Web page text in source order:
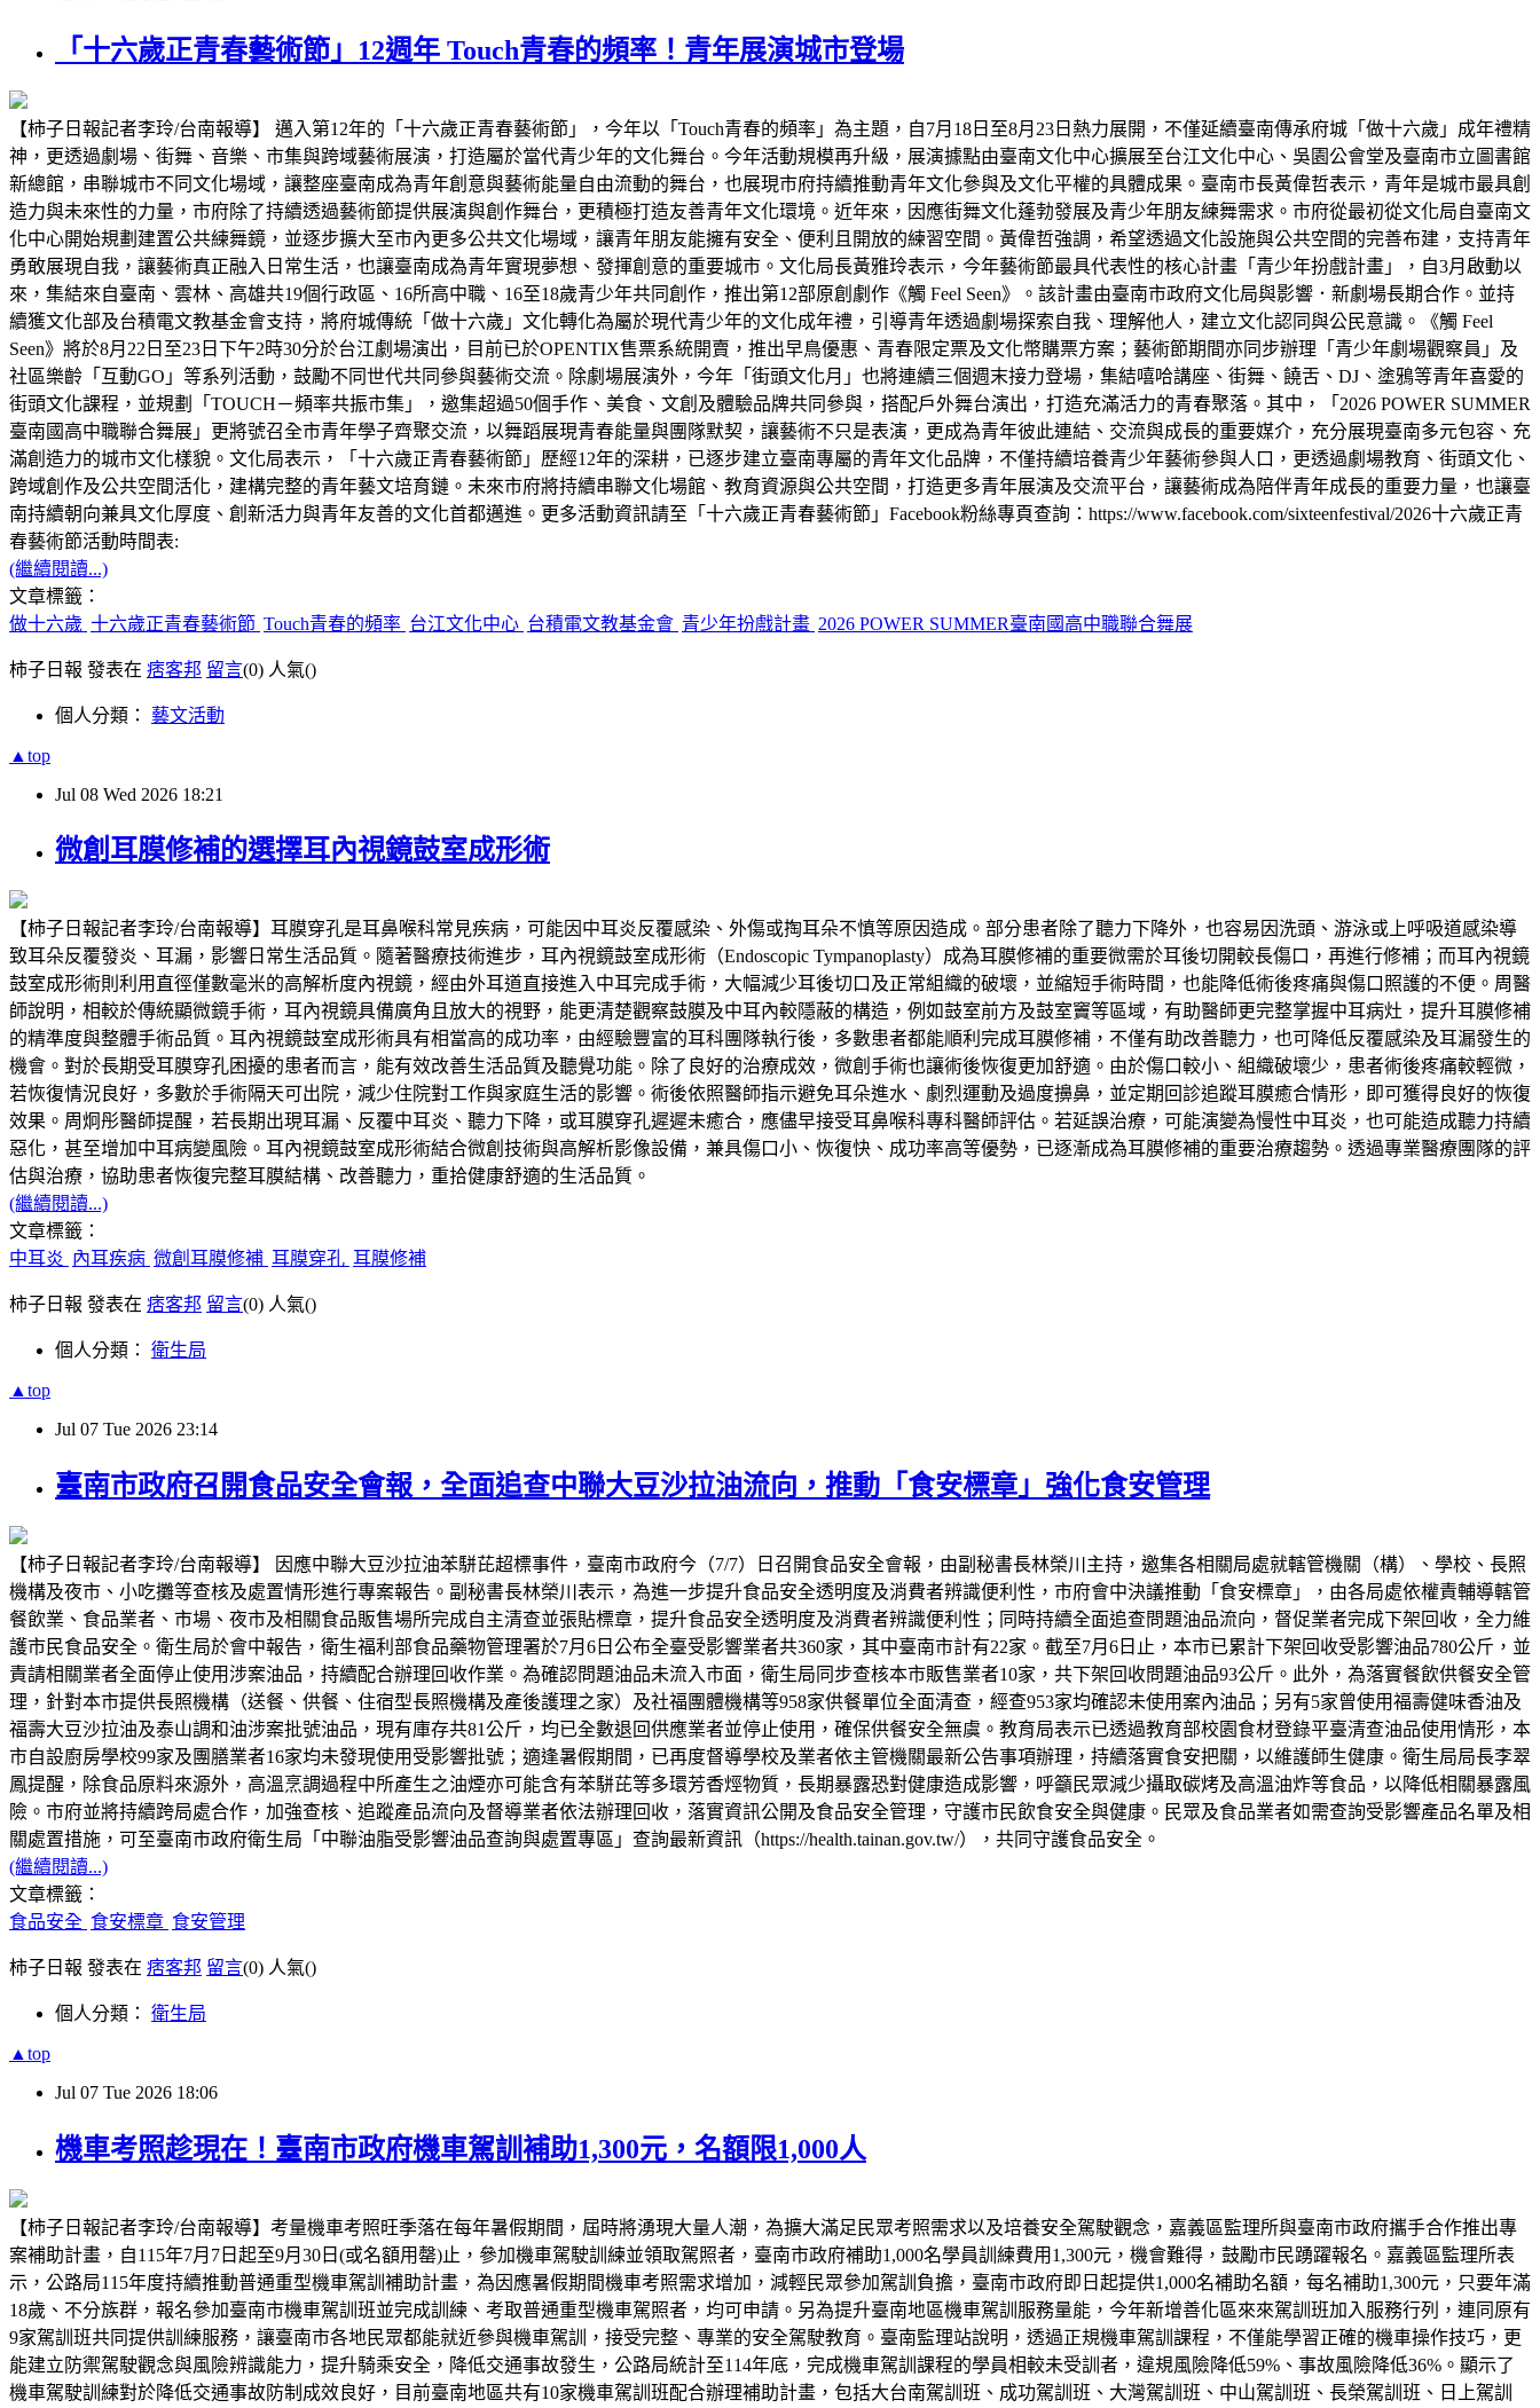
「十六歲正青春藝術節」12週年 Touch青春的頻率！青年展演城市登場
【柿子日報記者李玲/台南報導】 邁入第12年的「十六歲正青春藝術節」，今年以「Touch青春的頻率」為主題，自7月18日至8月23日熱力展開，不僅延續臺南傳承府城「做十六歲」成年禮精
神，更透過劇場、街舞、音樂、市集與跨域藝術展演，打造屬於當代青少年的文化舞台。今年活動規模再升級，展演據點由臺南文化中心擴展至台江文化中心、吳園公會堂及臺南市立圖書館
新總館，串聯城市不同文化場域，讓整座臺南成為青年創意與藝術能量自由流動的舞台，也展現市府持續推動青年文化參與及文化平權的具體成果。臺南市長黃偉哲表示，青年是城市最具創
造力與未來性的力量，市府除了持續透過藝術節提供展演與創作舞台，更積極打造友善青年文化環境。近年來，因應街舞文化蓬勃發展及青少年朋友練舞需求。市府從最初從文化局自臺南文
化中心開始規劃建置公共練舞鏡，並逐步擴大至市內更多公共文化場域，讓青年朋友能擁有安全、便利且開放的練習空間。黃偉哲強調，希望透過文化設施與公共空間的完善布建，支持青年
勇敢展現自我，讓藝術真正融入日常生活，也讓臺南成為青年實現夢想、發揮創意的重要城市。文化局長黃雅玲表示，今年藝術節最具代表性的核心計畫「青少年扮戲計畫」，自3月啟動以
來，集結來自臺南、雲林、高雄共19個行政區、16所高中職、16至18歲青少年共同創作，推出第12部原創劇作《觸 Feel Seen》。該計畫由臺南市政府文化局與影響．新劇場長期合作。並持
續獲文化部及台積電文教基金會支持，將府城傳統「做十六歲」文化轉化為屬於現代青少年的文化成年禮，引導青年透過劇場探索自我、理解他人，建立文化認同與公民意識。《觸 Feel
Seen》將於8月22日至23日下午2時30分於台江劇場演出，目前已於OPENTIX售票系統開賣，推出早鳥優惠、青春限定票及文化幣購票方案；藝術節期間亦同步辦理「青少年劇場觀察員」及
社區樂齡「互動GO」等系列活動，鼓勵不同世代共同參與藝術交流。除劇場展演外，今年「街頭文化月」也將連續三個週末接力登場，集結嘻哈講座、街舞、饒舌、DJ、塗鴉等青年喜愛的
街頭文化課程，並規劃「TOUCH－頻率共振市集」，邀集超過50個手作、美食、文創及體驗品牌共同參與，搭配戶外舞台演出，打造充滿活力的青春聚落。其中，「2026 POWER SUMMER
臺南國高中職聯合舞展」更將號召全市青年學子齊聚交流，以舞蹈展現青春能量與團隊默契，讓藝術不只是表演，更成為青年彼此連結、交流與成長的重要媒介，充分展現臺南多元包容、充
滿創造力的城市文化樣貌。文化局表示，「十六歲正青春藝術節」歷經12年的深耕，已逐步建立臺南專屬的青年文化品牌，不僅持續培養青少年藝術參與人口，更透過劇場教育、街頭文化、
跨域創作及公共空間活化，建構完整的青年藝文培育鏈。未來市府將持續串聯文化場館、教育資源與公共空間，打造更多青年展演及交流平台，讓藝術成為陪伴青年成長的重要力量，也讓臺
南持續朝向兼具文化厚度、創新活力與青年友善的文化首都邁進。更多活動資訊請至「十六歲正青春藝術節」Facebook粉絲專頁查詢：https://www.facebook.com/sixteenfestival/2026十六歲正青
春藝術節活動時間表:
(繼續閱讀...)
文章標籤：
做十六歲 十六歲正青春藝術節 Touch青春的頻率 台江文化中心 台積電文教基金會 青少年扮戲計畫 2026 POWER SUMMER臺南國高中職聯合舞展
柿子日報 發表在 痞客邦 留言(0) 人氣()
個人分類： 藝文活動
▲top
Jul 08 Wed 2026 18:21
微創耳膜修補的選擇耳內視鏡鼓室成形術
【柿子日報記者李玲/台南報導】耳膜穿孔是耳鼻喉科常見疾病，可能因中耳炎反覆感染、外傷或掏耳朵不慎等原因造成。部分患者除了聽力下降外，也容易因洗頭、游泳或上呼吸道感染導
致耳朵反覆發炎、耳漏，影響日常生活品質。隨著醫療技術進步，耳內視鏡鼓室成形術（Endoscopic Tympanoplasty）成為耳膜修補的重要微需於耳後切開較長傷口，再進行修補；而耳內視鏡
鼓室成形術則利用直徑僅數毫米的高解析度內視鏡，經由外耳道直接進入中耳完成手術，大幅減少耳後切口及正常組織的破壞，並縮短手術時間，也能降低術後疼痛與傷口照護的不便。周醫
師說明，相較於傳統顯微鏡手術，耳內視鏡具備廣角且放大的視野，能更清楚觀察鼓膜及中耳內較隱蔽的構造，例如鼓室前方及鼓室竇等區域，有助醫師更完整掌握中耳病灶，提升耳膜修補
的精準度與整體手術品質。耳內視鏡鼓室成形術具有相當高的成功率，由經驗豐富的耳科團隊執行後，多數患者都能順利完成耳膜修補，不僅有助改善聽力，也可降低反覆感染及耳漏發生的
機會。對於長期受耳膜穿孔困擾的患者而言，能有效改善生活品質及聽覺功能。除了良好的治療成效，微創手術也讓術後恢復更加舒適。由於傷口較小、組織破壞少，患者術後疼痛較輕微，
若恢復情況良好，多數於手術隔天可出院，減少住院對工作與家庭生活的影響。術後依照醫師指示避免耳朵進水、劇烈運動及過度擤鼻，並定期回診追蹤耳膜癒合情形，即可獲得良好的恢復
效果。周炯彤醫師提醒，若長期出現耳漏、反覆中耳炎、聽力下降，或耳膜穿孔遲遲未癒合，應儘早接受耳鼻喉科專科醫師評估。若延誤治療，可能演變為慢性中耳炎，也可能造成聽力持續
惡化，甚至增加中耳病變風險。耳內視鏡鼓室成形術結合微創技術與高解析影像設備，兼具傷口小、恢復快、成功率高等優勢，已逐漸成為耳膜修補的重要治療趨勢。透過專業醫療團隊的評
估與治療，協助患者恢復完整耳膜結構、改善聽力，重拾健康舒適的生活品質。
(繼續閱讀...)
文章標籤：
中耳炎 內耳疾病 微創耳膜修補 耳膜穿孔 耳膜修補
柿子日報 發表在 痞客邦 留言(0) 人氣()
個人分類： 衛生局
▲top
Jul 07 Tue 2026 23:14
臺南市政府召開食品安全會報，全面追查中聯大豆沙拉油流向，推動「食安標章」強化食安管理
【柿子日報記者李玲/台南報導】 因應中聯大豆沙拉油苯駢芘超標事件，臺南市政府今（7/7）日召開食品安全會報，由副秘書長林榮川主持，邀集各相關局處就轄管機關（構）、學校、長照
機構及夜市、小吃攤等查核及處置情形進行專案報告。副秘書長林榮川表示，為進一步提升食品安全透明度及消費者辨識便利性，市府會中決議推動「食安標章」，由各局處依權責輔導轄管
餐飲業、食品業者、市場、夜市及相關食品販售場所完成自主清查並張貼標章，提升食品安全透明度及消費者辨識便利性；同時持續全面追查問題油品流向，督促業者完成下架回收，全力維
護市民食品安全。衛生局於會中報告，衛生福利部食品藥物管理署於7月6日公布全臺受影響業者共360家，其中臺南市計有22家。截至7月6日止，本市已累計下架回收受影響油品780公斤，並
責請相關業者全面停止使用涉案油品，持續配合辦理回收作業。為確認問題油品未流入市面，衛生局同步查核本市販售業者10家，共下架回收問題油品93公斤。此外，為落實餐飲供餐安全管
理，針對本市提供長照機構（送餐、供餐、住宿型長照機構及產後護理之家）及社福團體機構等958家供餐單位全面清查，經查953家均確認未使用案內油品；另有5家曾使用福壽健味香油及
福壽大豆沙拉油及泰山調和油涉案批號油品，現有庫存共81公斤，均已全數退回供應業者並停止使用，確保供餐安全無虞。教育局表示已透過教育部校園食材登錄平臺清查油品使用情形，本
市自設廚房學校99家及團膳業者16家均未發現使用受影響批號；適逢暑假期間，已再度督導學校及業者依主管機關最新公告事項辦理，持續落實食安把關，以維護師生健康。衛生局局長李翠
鳳提醒，除食品原料來源外，高溫烹調過程中所產生之油煙亦可能含有苯駢芘等多環芳香烴物質，長期暴露恐對健康造成影響，呼籲民眾減少攝取碳烤及高溫油炸等食品，以降低相關暴露風
險。市府並將持續跨局處合作，加強查核、追蹤產品流向及督導業者依法辦理回收，落實資訊公開及食品安全管理，守護市民飲食安全與健康。民眾及食品業者如需查詢受影響產品名單及相
關處置措施，可至臺南市政府衛生局「中聯油脂受影響油品查詢與處置專區」查詢最新資訊（https://health.tainan.gov.tw/），共同守護食品安全。
(繼續閱讀...)
文章標籤：
食品安全 食安標章 食安管理
柿子日報 發表在 痞客邦 留言(0) 人氣()
個人分類： 衛生局
▲top
Jul 07 Tue 2026 18:06
機車考照趁現在！臺南市政府機車駕訓補助1,300元，名額限1,000人
【柿子日報記者李玲/台南報導】考量機車考照旺季落在每年暑假期間，屆時將湧現大量人潮，為擴大滿足民眾考照需求以及培養安全駕駛觀念，嘉義區監理所與臺南市政府攜手合作推出專
案補助計畫，自115年7月7日起至9月30日(或名額用罄)止，參加機車駕駛訓練並領取駕照者，臺南市政府補助1,000名學員訓練費用1,300元，機會難得，鼓勵市民踴躍報名。嘉義區監理所表
示，公路局115年度持續推動普通重型機車駕訓補助計畫，為因應暑假期間機車考照需求增加，減輕民眾參加駕訓負擔，臺南市政府即日起提供1,000名補助名額，每名補助1,300元，只要年滿
18歲、不分族群，報名參加臺南市機車駕訓班並完成訓練、考取普通重型機車駕照者，均可申請。另為提升臺南地區機車駕訓服務量能，今年新增善化區來來駕訓班加入服務行列，連同原有
9家駕訓班共同提供訓練服務，讓臺南市各地民眾都能就近參與機車駕訓，接受完整、專業的安全駕駛教育。臺南監理站說明，透過正規機車駕訓課程，不僅能學習正確的機車操作技巧，更
能建立防禦駕駛觀念與風險辨識能力，提升騎乘安全，降低交通事故發生，公路局統計至114年底，完成機車駕訓課程的學員相較未受訓者，違規風險降低59%、事故風險降低36%。顯示了
機車駕駛訓練對於降低交通事故防制成效良好，目前臺南地區共有10家機車駕訓班配合辦理補助計畫，包括大台南駕訓班、成功駕訓班、大灣駕訓班、中山駕訓班、長榮駕訓班、日上駕訓